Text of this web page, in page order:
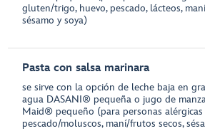
gluten/trigo, huevo, pescado, lácteos,
sésamo y soya)
Pasta con salsa marinara
se sirve con la opción de leche baja en
agua DASANI® pequeña o jugo de
Maid® pequeño (para personas alérgicas
pescado/moluscos, maní/frutos secos,